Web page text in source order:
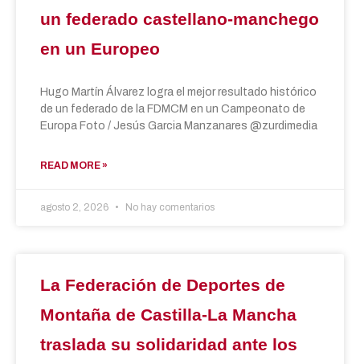
un federado castellano-manchego
en un Europeo
Hugo Martín Álvarez logra el mejor resultado histórico
de un federado de la FDMCM en un Campeonato de
Europa Foto / Jesús Garcia Manzanares @zurdimedia
READ MORE »
agosto 2, 2026 No hay comentarios
La Federación de Deportes de
Montaña de Castilla-La Mancha
traslada su solidaridad ante los